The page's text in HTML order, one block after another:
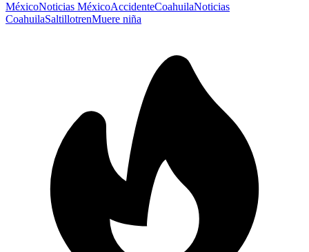
MéxicoNoticias MéxicoAccidenteCoahuilaNoticias
CoahuilaSaltillotrenMuere niña